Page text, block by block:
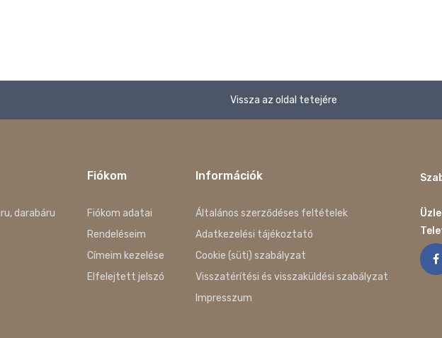
Vissza az oldal tetejére
darabáru
Fiókom
Fiókom adatai
Rendeléseim
Címeim kezelése
Elfelejtett jelszó
Információk
Általános szerződéses feltételek
Adatkezelési tájékoztató
Cookie (süti) szabályzat
Visszatérítési és visszaküldési szabályzat
Impresszum